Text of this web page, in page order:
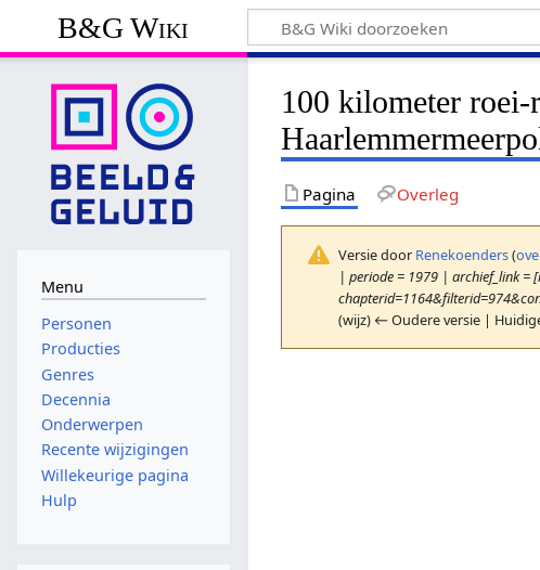
B&G Wiki
100 kilometer roei-
Pagina Overleg
Versie door Renekoenders(
| periode = 1979 | archief_link =
(wijz) ← Oudere versie |
Menu
Personen
Producties
Genres
Decennia
Onderwerpen
Recente wijzigingen
Willekeurige pagina
Hulp